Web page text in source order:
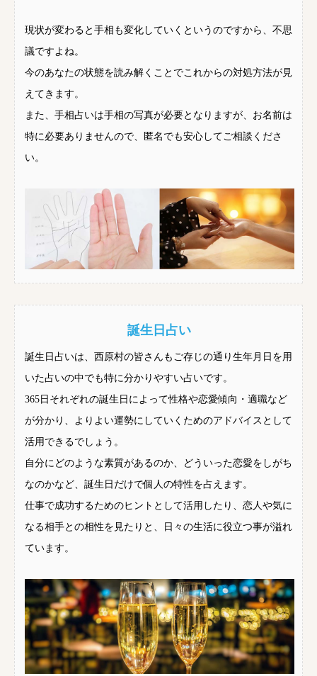
現状が変わると手相も変化していくというのですから、不思
議ですよね。
今のあなたの状態を読み解くことでこれからの対処方法が見
えてきます。
また、手相占いは手相の写真が必要となりますが、お名前は
特に必要ありませんので、匿名でも安心してご相談くださ
い。
誕生日占い
誕生日占いは、西原村の皆さんもご存じの通り生年月日を用
いた占いの中でも特に分かりやすい占いです。
365日それぞれの誕生日によって性格や恋愛傾向・適職など
が分かり、よりよい運勢にしていくためのアドバイスとして
活用できるでしょう。
自分にどのような素質があるのか、どういった恋愛をしがち
なのかなど、誕生日だけで個人の特性を占えます。
仕事で成功するためのヒントとして活用したり、恋人や気に
なる相手との相性を見たりと、日々の生活に役立つ事が溢れ
ています。